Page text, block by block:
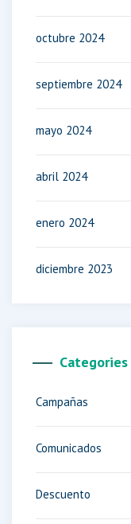
octubre 2024
septiembre 2024
mayo 2024
abril 2024
enero 2024
diciembre 2023
Categories
Campañas
Comunicados
Descuento